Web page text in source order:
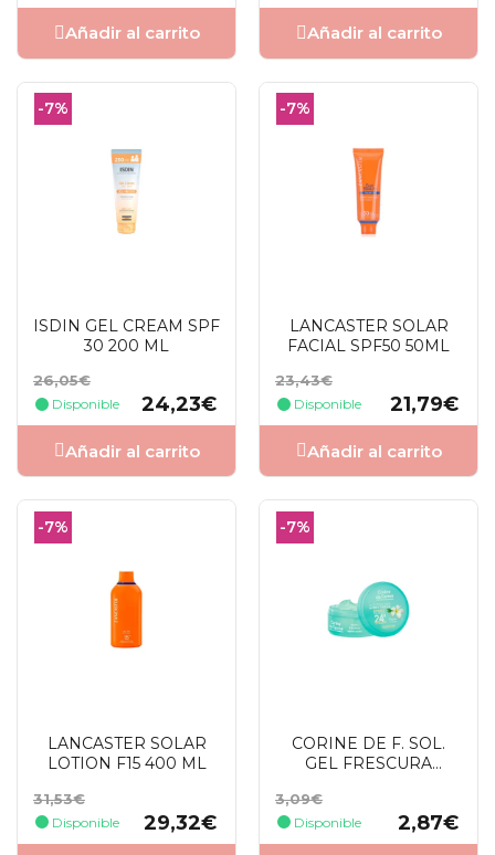
Añadir al carrito Añadir al carrito
-7%
ISDIN GEL CREAM SPF
30 200 ML
Precio
base
26,05€
Disponible
Precio
24,23€
Añadir al carrito
-7%
LANCASTER SOLAR
FACIAL SPF50 50ML
Precio
base
23,43€
Disponible
Precio
21,79€
Añadir al carrito
-7%
LANCASTER SOLAR
LOTION F15 400 ML
Precio
base
31,53€
Disponible
Precio
29,32€
-7%
CORINE DE F. SOL.
GEL FRESCURA
Precio
base
3,09€
Disponible
Precio
2,87€